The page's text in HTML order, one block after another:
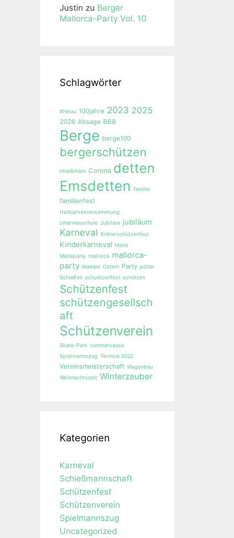
Justin zu Berger
Mallorca-Party Vol. 10
Schlagwörter
#helau 100jahre 2023 2025
2026 Absage BBB
Berge berge100
bergerschützen
chor&more Corona detten
Emsdetten familie
familienfest
Halbjahresversammlung
johannesschule Jubilare jubiläum
Karneval Kidnerschützenfest
Kinderkarneval Malle
Malleparty mallorca mallorca-
party Mambo Ostern Party pötter
Schießen schuetzenfest schützen
Schützenfest
schützengesellsch
aft
Schützenverein
Skate-Park sommersause
Spielmannszug Termine 2022
Vereinsmeisterschaft Wagenbau
Weihnachtszeit Winterzauber
Kategorien
Karneval
Schießmannschaft
Schützenfest
Schützenverein
Spielmannszug
Uncategorized